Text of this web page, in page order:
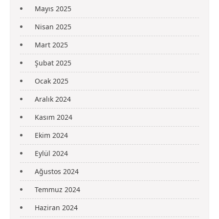
Mayıs 2025
Nisan 2025
Mart 2025
Şubat 2025
Ocak 2025
Aralık 2024
Kasım 2024
Ekim 2024
Eylül 2024
Ağustos 2024
Temmuz 2024
Haziran 2024